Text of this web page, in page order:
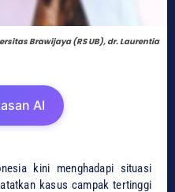
Brawijaya (RS UB), dr. Laurentia
AI
kini menghadapi situasi
kasus campak tertinggi